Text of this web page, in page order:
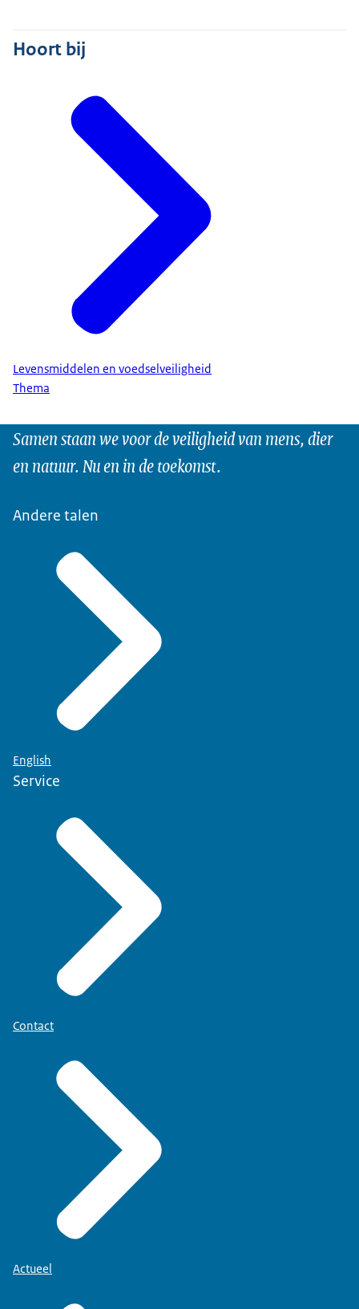
Hoort bij
Levensmiddelen en voedselveiligheid
Thema
Samen staan we voor de veiligheid van mens, dier
en natuur. Nu en in de toekomst.
Andere talen
English
Service
Contact
Actueel